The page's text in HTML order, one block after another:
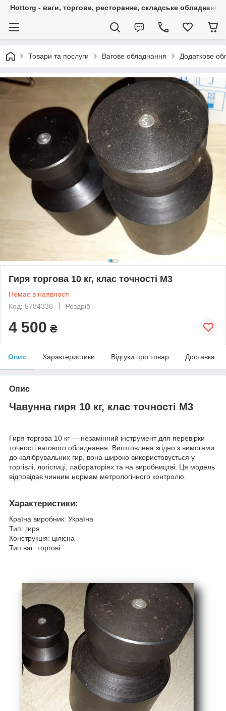
Hottorg - ваги, торгове, ресторанне, складське обладнання
Товари та послуги Вагове обладнання Додаткове
Гиря торгова 10 кг, клас точності М3
Немає в наявності
Код: 5784336
Роздріб
4 500 ₴
Опис Характеристики Відгуки про товар Доставка
Опис
Чавунна гиря 10 кг, клас точності М3
Гиря торгова 10 кг — незамінний інструмент для перевірки
точності вагового обладнання. Виготовлена згідно з вимогами
до калібрувальних гир, вона широко використовується у
торгівлі, логістиці, лабораторіях та на виробництві. Ця модель
відповідає чинним нормам метрологічного контролю.
Характеристики:
Країна виробник: Україна
Тип: гиря
Конструкція: цілісна
Тип ваг: торгові